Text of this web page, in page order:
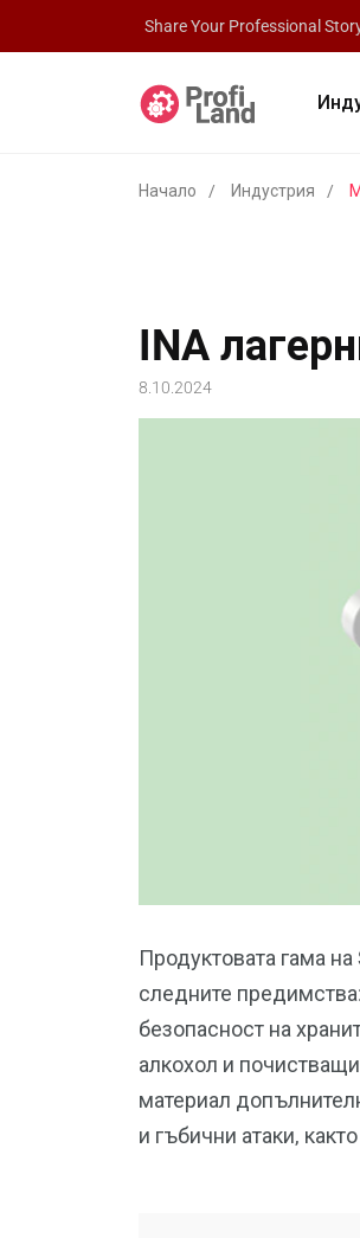
Share Your Professional
Начало Индустрия
INA
8.10.2024
Продуктовата гама
следните
безопасност на
алкохол и
материал
и гъбични атаки,